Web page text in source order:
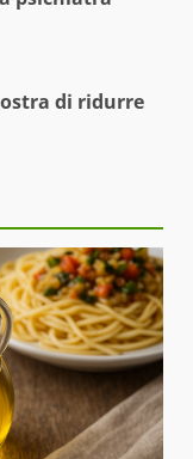
di ridurre